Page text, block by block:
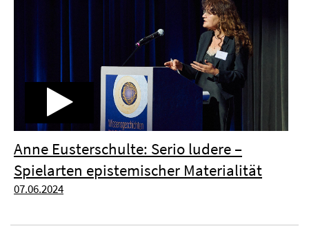
Anne Eusterschulte: Serio ludere –
Spielarten epistemischer Materialität
07.06.2024